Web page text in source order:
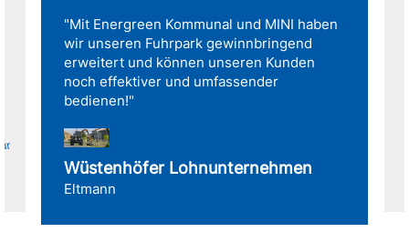
"Mit Energreen Kommunal und MINI haben
wir unseren Fuhrpark gewinnbringend
erweitert und können unseren Kunden
noch effektiver und umfassender
bedienen!"
Wüstenhöfer Lohnunternehmen
Eltmann